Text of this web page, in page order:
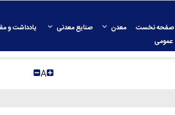
صفحه نخست معدن صنایع معدنی یادداشت و
عمومی
A